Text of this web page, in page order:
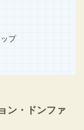
ップ
ン・ドンファ